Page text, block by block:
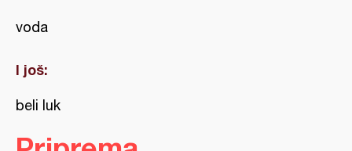
voda
I još:
beli luk